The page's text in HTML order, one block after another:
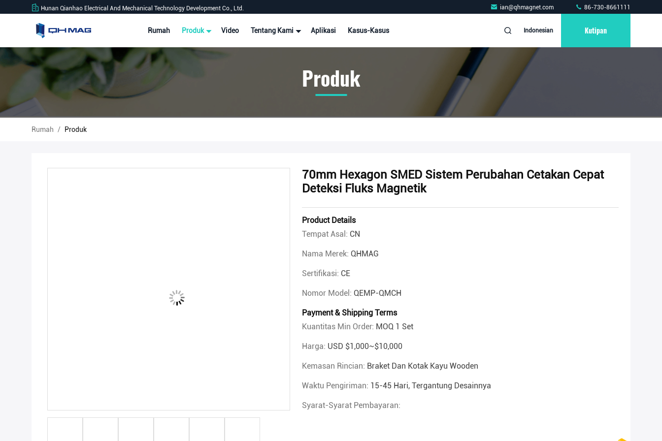
Hunan Qianhao Electrical And Mechanical Technology Development Co., Ltd. ian@qhmagnet.com 86-730-8661111
Rumah Produk Video Tentang Kami Aplikasi Kasus-Kasus Indonesian Kutipan
Produk
Rumah / Produk
70mm Hexagon SMED Sistem Perubahan Cetakan Cepat
Deteksi Fluks Magnetik
Product Details
Tempat Asal: CN
Nama Merek: QHMAG
Sertifikasi: CE
Nomor Model: QEMP-QMCH
Payment & Shipping Terms
Kuantitas Min Order: MOQ 1 Set
Harga: USD $1,000~$10,000
Kemasan Rincian: Braket Dan Kotak Kayu Wooden
Waktu Pengiriman: 15-45 Hari, Tergantung Desainnya
Syarat-Syarat Pembayaran: